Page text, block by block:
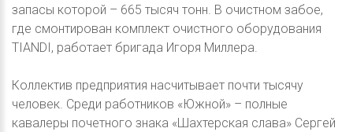
запасы которой – 665 тысяч тонн. В очистном забое,
где смонтирован комплект очистного оборудования
TIANDI, работает бригада Игоря Миллера.
Коллектив предприятия насчитывает почти тысячу
человек. Среди работников «Южной» – полные
кавалеры почетного знака «Шахтерская слава» Сергей